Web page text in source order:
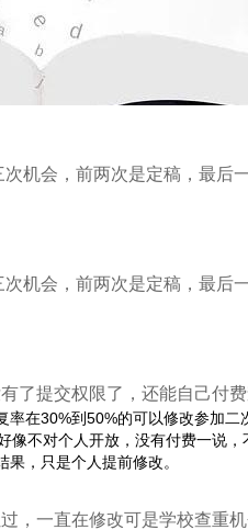
机会，前两次是定稿，最后
机会，前两次是定稿，最后
了提交权限了，还能自己付费
在30%到50%的可以修改参加二
不对个人开放，没有付费一说，
，只是个人提前修改。
，一直在修改可是学校查重